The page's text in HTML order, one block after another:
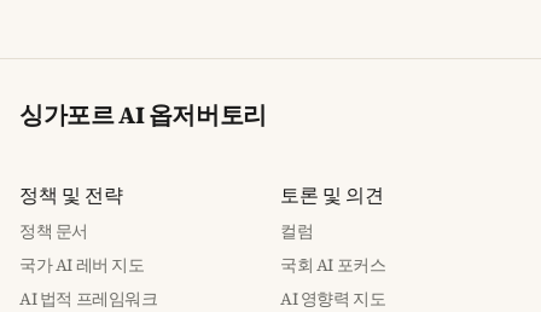
싱가포르 AI 옵저버토리
정책 및 전략
정책 문서
국가 AI 레버 지도
AI 법적 프레임워크
토론 및 의견
컬럼
국회 AI 포커스
AI 영향력 지도